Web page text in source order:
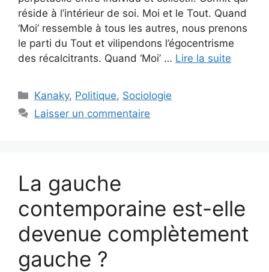
réside à l’intérieur de soi. Moi et le Tout. Quand
‘Moi’ ressemble à tous les autres, nous prenons
le parti du Tout et vilipendons l’égocentrisme
des récalcitrants. Quand ‘Moi’ … Lire la suite
Catégories
Kanaky, Politique, Sociologie
Laisser un commentaire
La gauche
contemporaine est-elle
devenue complètement
gauche ?